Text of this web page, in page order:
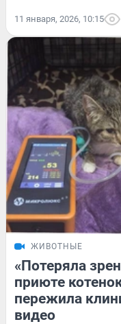
11 января, 2026, 10:15
ЖИВОТНЫЕ
«Потеряла
приюте
пережила
видео